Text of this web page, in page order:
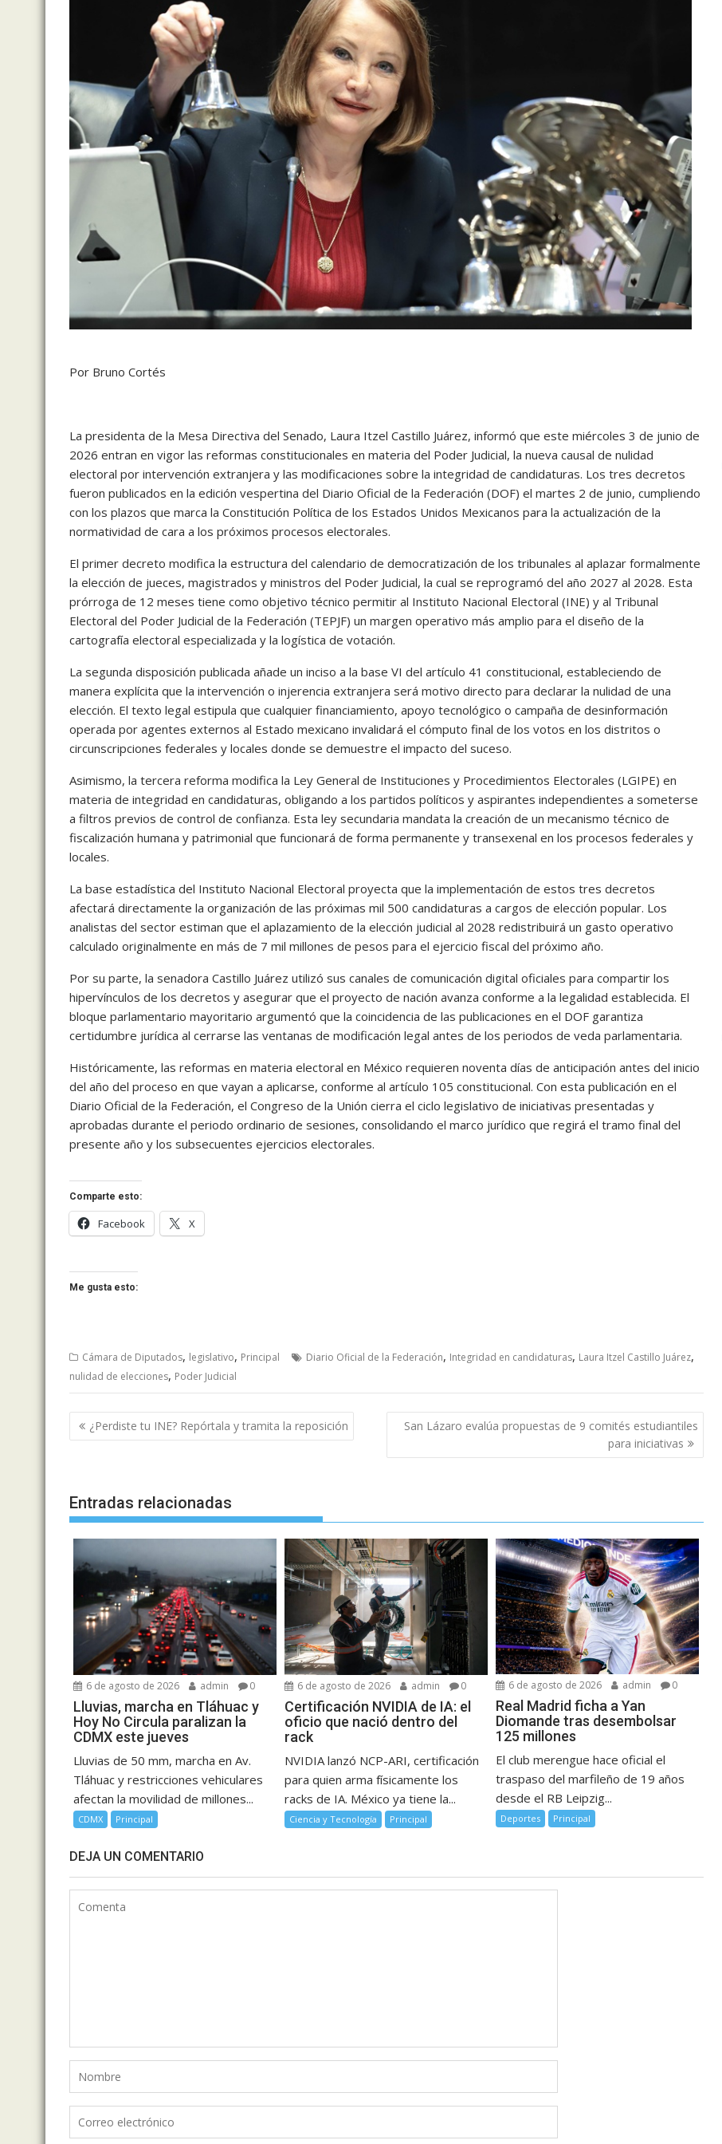
Por Bruno Cortés
La presidenta de la Mesa Directiva del Senado, Laura Itzel Castillo Juárez, informó que este miércoles 3 de junio de
2026 entran en vigor las reformas constitucionales en materia del Poder Judicial, la nueva causal de nulidad
electoral por intervención extranjera y las modificaciones sobre la integridad de candidaturas. Los tres decretos
fueron publicados en la edición vespertina del Diario Oficial de la Federación (DOF) el martes 2 de junio, cumpliendo
con los plazos que marca la Constitución Política de los Estados Unidos Mexicanos para la actualización de la
normatividad de cara a los próximos procesos electorales.
El primer decreto modifica la estructura del calendario de democratización de los tribunales al aplazar formalmente
la elección de jueces, magistrados y ministros del Poder Judicial, la cual se reprogramó del año 2027 al 2028. Esta
prórroga de 12 meses tiene como objetivo técnico permitir al Instituto Nacional Electoral (INE) y al Tribunal
Electoral del Poder Judicial de la Federación (TEPJF) un margen operativo más amplio para el diseño de la
cartografía electoral especializada y la logística de votación.
La segunda disposición publicada añade un inciso a la base VI del artículo 41 constitucional, estableciendo de
manera explícita que la intervención o injerencia extranjera será motivo directo para declarar la nulidad de una
elección. El texto legal estipula que cualquier financiamiento, apoyo tecnológico o campaña de desinformación
operada por agentes externos al Estado mexicano invalidará el cómputo final de los votos en los distritos o
circunscripciones federales y locales donde se demuestre el impacto del suceso.
Asimismo, la tercera reforma modifica la Ley General de Instituciones y Procedimientos Electorales (LGIPE) en
materia de integridad en candidaturas, obligando a los partidos políticos y aspirantes independientes a someterse
a filtros previos de control de confianza. Esta ley secundaria mandata la creación de un mecanismo técnico de
fiscalización humana y patrimonial que funcionará de forma permanente y transexenal en los procesos federales y
locales.
La base estadística del Instituto Nacional Electoral proyecta que la implementación de estos tres decretos
afectará directamente la organización de las próximas mil 500 candidaturas a cargos de elección popular. Los
analistas del sector estiman que el aplazamiento de la elección judicial al 2028 redistribuirá un gasto operativo
calculado originalmente en más de 7 mil millones de pesos para el ejercicio fiscal del próximo año.
Por su parte, la senadora Castillo Juárez utilizó sus canales de comunicación digital oficiales para compartir los
hipervínculos de los decretos y asegurar que el proyecto de nación avanza conforme a la legalidad establecida. El
bloque parlamentario mayoritario argumentó que la coincidencia de las publicaciones en el DOF garantiza
certidumbre jurídica al cerrarse las ventanas de modificación legal antes de los periodos de veda parlamentaria.
Históricamente, las reformas en materia electoral en México requieren noventa días de anticipación antes del inicio
del año del proceso en que vayan a aplicarse, conforme al artículo 105 constitucional. Con esta publicación en el
Diario Oficial de la Federación, el Congreso de la Unión cierra el ciclo legislativo de iniciativas presentadas y
aprobadas durante el periodo ordinario de sesiones, consolidando el marco jurídico que regirá el tramo final del
presente año y los subsecuentes ejercicios electorales.
Comparte esto:
Facebook X
Me gusta esto:
Cámara de Diputados, legislativo, Principal Diario Oficial de la Federación, Integridad en candidaturas, Laura Itzel Castillo Juárez,
nulidad de elecciones, Poder Judicial
Navegación
de
¿Perdiste tu INE? Repórtala y tramita la reposición
San Lázaro evalúa propuestas de 9 comités estudiantiles
para iniciativas
Entradas relacionadas
6 de agosto de 2026 admin 0
Lluvias, marcha en Tláhuac y
Hoy No Circula paralizan la
CDMX este jueves
Lluvias de 50 mm, marcha en Av.
Tláhuac y restricciones vehiculares
afectan la movilidad de millones...
CDMX Principal
6 de agosto de 2026 admin 0
Certificación NVIDIA de IA: el
oficio que nació dentro del
rack
NVIDIA lanzó NCP-ARI, certificación
para quien arma físicamente los
racks de IA. México ya tiene la...
Ciencia y Tecnología Principal
6 de agosto de 2026 admin 0
Real Madrid ficha a Yan
Diomande tras desembolsar
125 millones
El club merengue hace oficial el
traspaso del marfileño de 19 años
desde el RB Leipzig...
Deportes Principal
DEJA UN COMENTARIO